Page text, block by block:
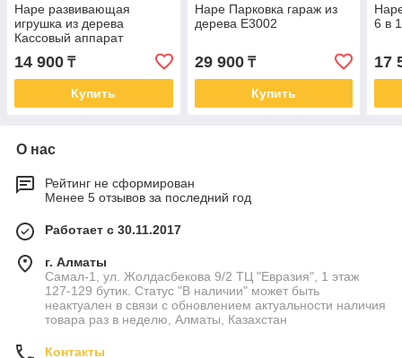
Hape развивающая
игрушка из дерева
Кассовый аппарат
14 900 ₸
Купить
Hape Парковка гараж из
дерева E3002
29 900₸
Купить
6 в 1
17
О нас
Рейтинг не сформирован
Менее 5 отзывов за последний год
Работает с 30.11.2017
г. Алматы
Самал-1, ул. Жолдасбекова 9/2 ТЦ "Евразия", 1 этаж
127-129 бутик. Статус "В наличии" может быть
неактуален в связи с обновлением актуальности наличия
товара раз в неделю, Алматы, Казахстан
Контакты